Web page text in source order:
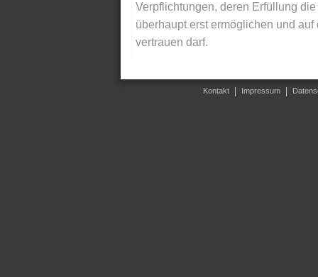
Verpflichtungen, deren Erfüllung
überhaupt erst ermöglichen und
vertrauen darf.
Kontakt Impressum